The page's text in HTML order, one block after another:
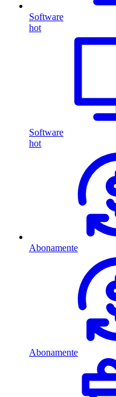
Software
hot
Software
hot
Abonamente
Abonamente